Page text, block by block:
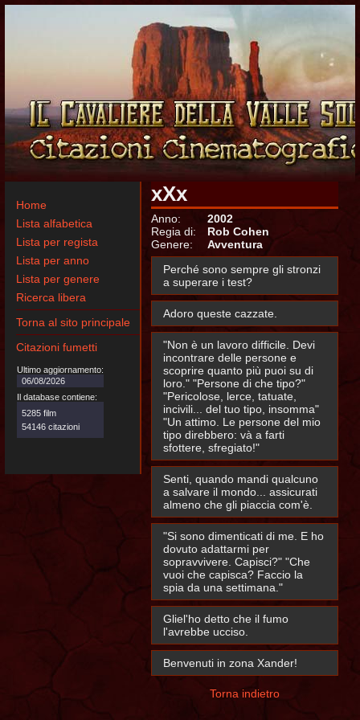
Home
Lista alfabetica
Lista per regista
Lista per anno
Lista per genere
Ricerca libera
Torna al sito principale
Citazioni fumetti
Ultimo aggiornamento:
06/08/2026
Il database contiene:
5285 film
54146 citazioni
xXx
Anno:
2002
Regia di:
Rob Cohen
Genere:
Avventura
Perché sono sempre gli stronzi
a superare i test?
Adoro queste cazzate.
"Non è un lavoro difficile. Devi
incontrare delle persone e
scoprire quanto più puoi su di
loro." "Persone di che tipo?"
"Pericolose, lerce, tatuate,
incivili... del tuo tipo, insomma"
"Un attimo. Le persone del mio
tipo direbbero: và a farti
sfottere, sfregiato!"
Senti, quando mandi qualcuno
a salvare il mondo... assicurati
almeno che gli piaccia com'è.
"Si sono dimenticati di me. E ho
dovuto adattarmi per
sopravvivere. Capisci?" "Che
vuoi che capisca? Faccio la
spia da una settimana."
Gliel'ho detto che il fumo
l'avrebbe ucciso.
Benvenuti in zona Xander!
Torna indietro